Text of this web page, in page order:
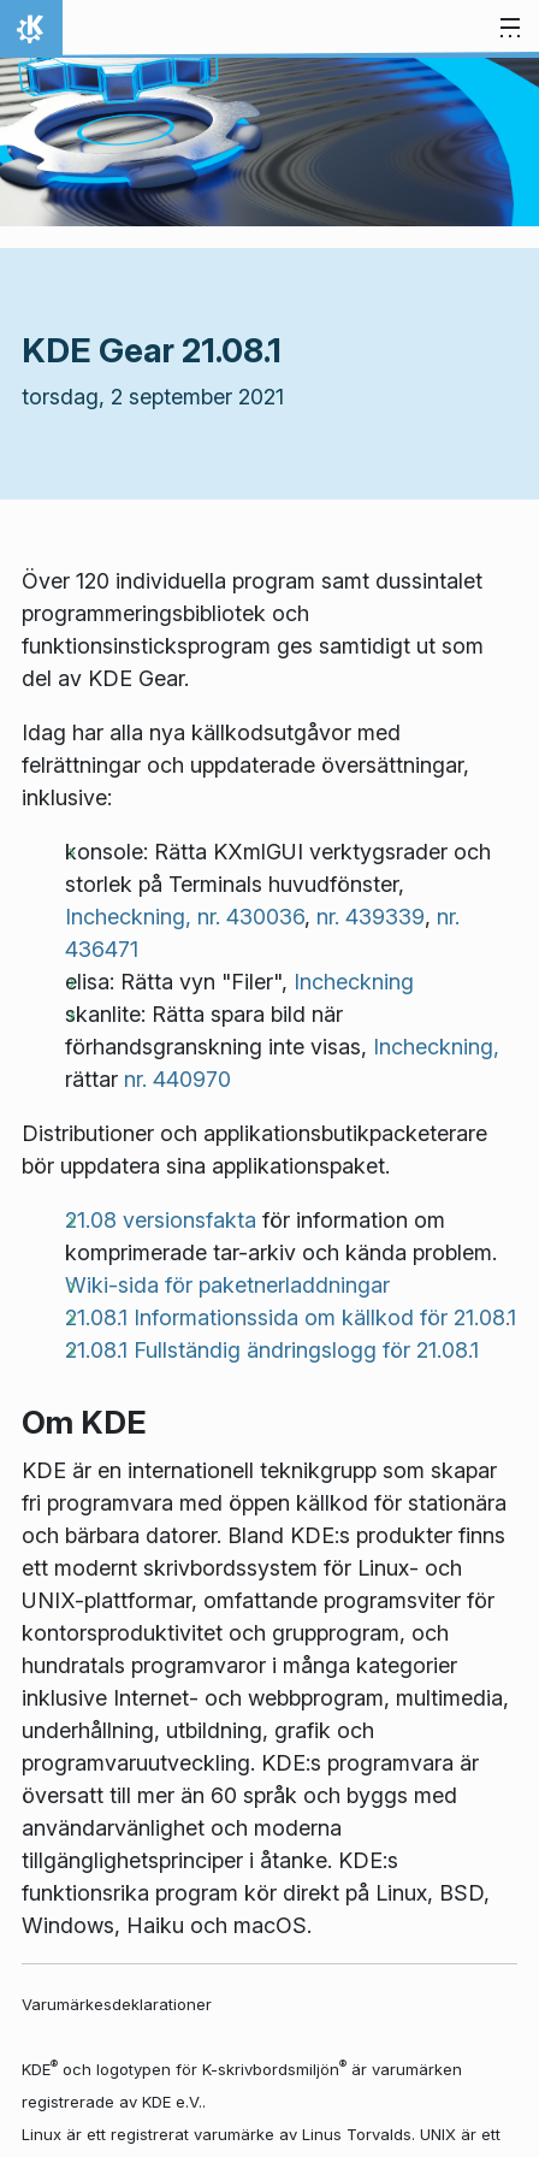
Gå till innehåll
Hem
KDE Gear 21.08.1
torsdag, 2 september 2021
Över 120 individuella program samt dussintalet
programmeringsbibliotek och
funktionsinsticksprogram ges samtidigt ut som
del av KDE Gear.
Idag har alla nya källkodsutgåvor med
felrättningar och uppdaterade översättningar,
inklusive:
konsole: Rätta KXmlGUI verktygsrader och
storlek på Terminals huvudfönster,
Incheckning, nr. 430036, nr. 439339, nr.
436471
elisa: Rätta vyn "Filer", Incheckning
skanlite: Rätta spara bild när
förhandsgranskning inte visas, Incheckning,
rättar nr. 440970
Distributioner och applikationsbutikpacketerare
bör uppdatera sina applikationspaket.
21.08 versionsfakta för information om
komprimerade tar-arkiv och kända problem.
Wiki-sida för paketnerladdningar
21.08.1 Informationssida om källkod för 21.08.1
21.08.1 Fullständig ändringslogg för 21.08.1
Om KDE
KDE är en internationell teknikgrupp som skapar
fri programvara med öppen källkod för stationära
och bärbara datorer. Bland KDE:s produkter finns
ett modernt skrivbordssystem för Linux- och
UNIX-plattformar, omfattande programsviter för
kontorsproduktivitet och grupprogram, och
hundratals programvaror i många kategorier
inklusive Internet- och webbprogram, multimedia,
underhållning, utbildning, grafik och
programvaruutveckling. KDE:s programvara är
översatt till mer än 60 språk och byggs med
användarvänlighet och moderna
tillgänglighetsprinciper i åtanke. KDE:s
funktionsrika program kör direkt på Linux, BSD,
Windows, Haiku och macOS.
Varumärkesdeklarationer
KDE® och logotypen för K-skrivbordsmiljön® är varumärken
registrerade av KDE e.V..
Linux är ett registrerat varumärke av Linus Torvalds. UNIX är ett